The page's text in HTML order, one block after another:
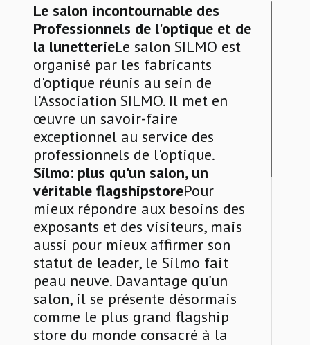
Le salon incontournable des
Professionnels de l'optique et de
la lunetterieLe salon SILMO est
organisé par les fabricants
d'optique réunis au sein de
l'Association SILMO. Il met en
œuvre un savoir-faire
exceptionnel au service des
professionnels de l'optique.
Silmo: plus qu'un salon, un
véritable flagshipstorePour
mieux répondre aux besoins des
exposants et des visiteurs, mais
aussi pour mieux affirmer son
statut de leader, le Silmo fait
peau neuve. Davantage qu’un
salon, il se présente désormais
comme le plus grand flagship
store du monde consacré à la